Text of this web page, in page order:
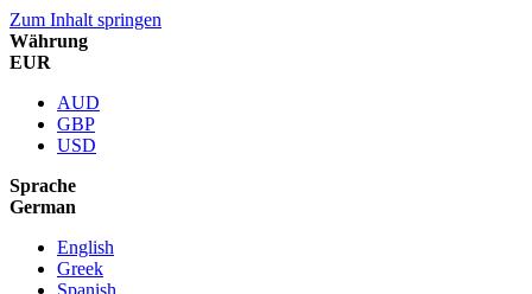
Zum Inhalt springen
Währung
EUR
AUD
GBP
USD
Sprache
German
English
Greek
Spanish